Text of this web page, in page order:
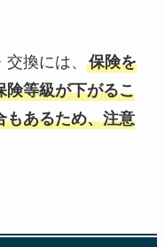
換には、 保険を
険等級が下がるこ
もあるため、注意